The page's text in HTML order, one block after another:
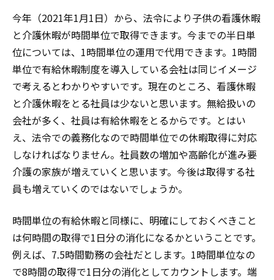
今年（2021年1月1日）から、法令により子供の看護休暇
と介護休暇が時間単位で取得できます。今までの半日単
位については、1時間単位の運用で代用できます。1時間
単位で有給休暇制度を導入している会社は同じイメージ
で考えるとわかりやすいです。現在のところ、看護休暇
と介護休暇をとる社員は少ないと思います。無給扱いの
会社が多く、社員は有給休暇をとるからです。とはい
え、法令での義務化なので時間単位での休暇取得に対応
しなければなりません。社員数の増加や高齢化が進み要
介護の家族が増えていくと思います。今後は取得する社
員も増えていくのではないでしょうか。
時間単位の有給休暇と同様に、明確にしておくべきこと
は何時間の取得で1日分の消化になるかということです。
例えば、7.5時間勤務の会社だとします。1時間単位なの
で8時間の取得で1日分の消化としてカウントします。端